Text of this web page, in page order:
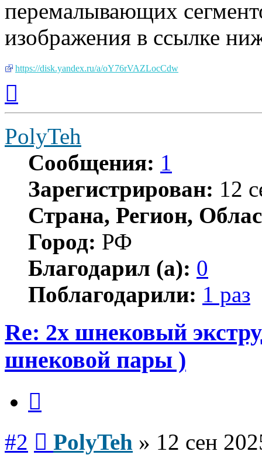
перемалывающих
изображения в ссылке
https://disk.yandex.ru/a/oY76rVAZLocCdw
началу
PolyTeh
Сообщения: 1
Зарегистрирован: 12
Страна, Регион,
Город: РФ
Благодарил (а): 0
Поблагодарили: 1 раз
Re: 2х шнековый
шнековой пары )
#2 PolyTeh » 12 сен